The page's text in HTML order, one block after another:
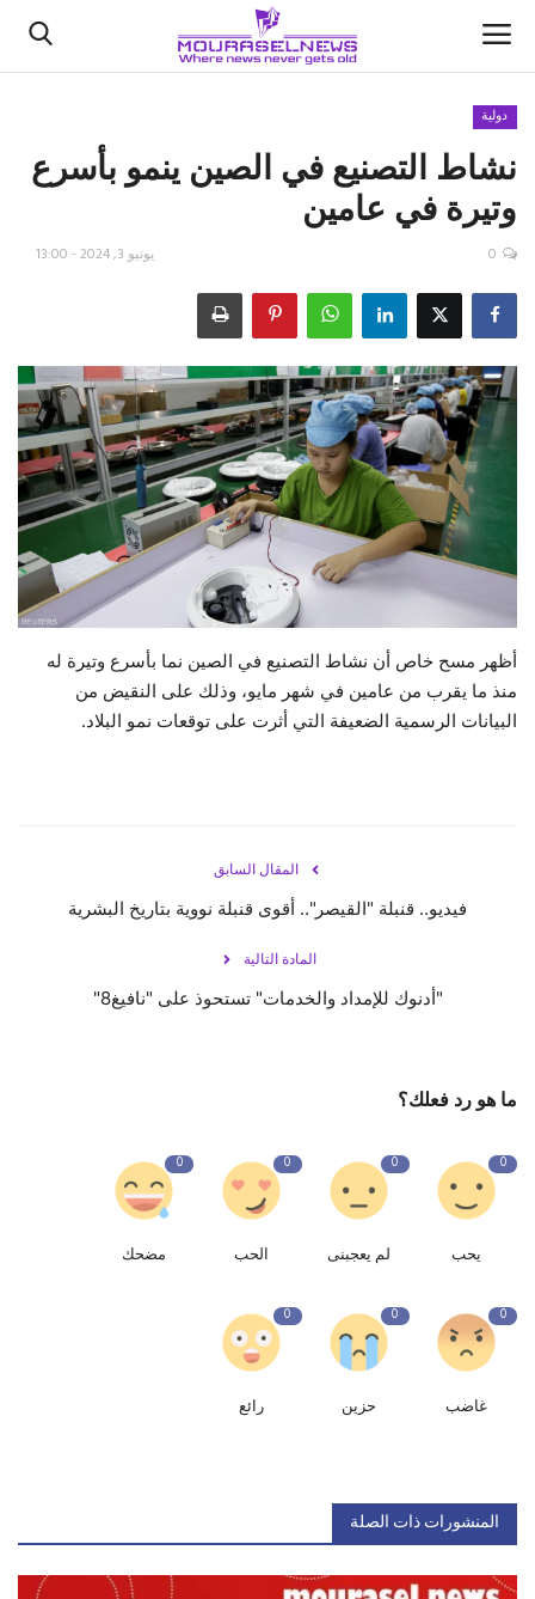
الأخبار
كتّابنا
اقتصاد
علوم وتكنولوجيا
رياضة
فيديو
حياة
دولية
نشاط التصنيع في الصين ينمو بأسرع
وتيرة في عامين
يونيو 3, 2024 - 13:00 0
أظهر مسح خاص أن نشاط التصنيع في الصين نما بأسرع وتيرة له
منذ ما يقرب من عامين في شهر مايو، وذلك على النقيض من
البيانات الرسمية الضعيفة التي أثرت على توقعات نمو البلاد.
المقال السابق
فيديو.. قنبلة "القيصر".. أقوى قنبلة نووية بتاريخ البشرية
المادة التالية
"أدنوك للإمداد والخدمات" تستحوذ على "نافيغ8"
ما هو رد فعلك؟
0
يحب
0
لم يعجبنى
0
الحب
0
مضحك
0
غاضب
0
حزين
0
رائع
المنشورات ذات الصلة